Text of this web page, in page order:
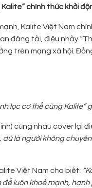
chính thức khởi
Kalite Việt Nam
đăng tải, điệu nhảy
trên mạng xã hội.
lọc cơ thể cùng Kalite”
cùng nhau cover lại
là người không
Việt Nam cho biết:
luôn khoẻ mạnh,